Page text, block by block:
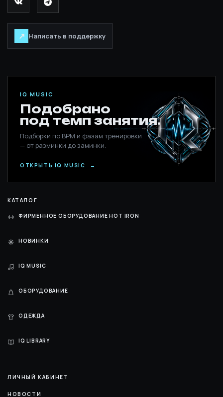
↗ Написать в поддержку
IQ MUSIC
Подобрано
под темп занятия.
Подборки по BPM и фазам тренировки
— от разминки до заминки.
ОТКРЫТЬ IQ MUSIC →
КАТАЛОГ
ФИРМЕННОЕ ОБОРУДОВАНИЕ HOT IRON
НОВИНКИ
IQ MUSIC
ОБОРУДОВАНИЕ
ОДЕЖДА
IQ LIBRARY
ЛИЧНЫЙ КАБИНЕТ
НОВОСТИ